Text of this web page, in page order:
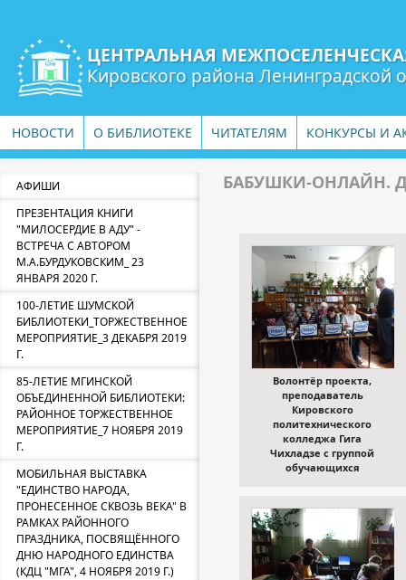
ЦЕНТРАЛЬНАЯ
Кировского района Ленинградской
НОВОСТИ О БИБЛИОТЕКЕ ЧИТАТЕЛЯМ КОНКУРСЫ И
АФИШИ
ПРЕЗЕНТАЦИЯ КНИГИ
"МИЛОСЕРДИЕ В АДУ" -
ВСТРЕЧА С АВТОРОМ
М.А.БУРДУКОВСКИМ_ 23
ЯНВАРЯ 2020 Г.
100-ЛЕТИЕ ШУМСКОЙ
БИБЛИОТЕКИ_ТОРЖЕСТВЕННОЕ
МЕРОПРИЯТИЕ_3 ДЕКАБРЯ 2019
Г.
85-ЛЕТИЕ МГИНСКОЙ
ОБЪЕДИНЕННОЙ БИБЛИОТЕКИ:
РАЙОННОЕ ТОРЖЕСТВЕННОЕ
МЕРОПРИЯТИЕ_7 НОЯБРЯ 2019
Г.
МОБИЛЬНАЯ ВЫСТАВКА
"ЕДИНСТВО НАРОДА,
ПРОНЕСЕННОЕ СКВОЗЬ ВЕКА" В
РАМКАХ РАЙОННОГО
ПРАЗДНИКА, ПОСВЯЩЁННОГО
ДНЮ НАРОДНОГО ЕДИНСТВА
(КДЦ "МГА", 4 НОЯБРЯ 2019 Г.)
БАБУШКИ-ОНЛАЙН.
Волонтёр проекта,
преподаватель
Кировского
политехнического
колледжа Гига
Чихладзе с группой
обучающихся